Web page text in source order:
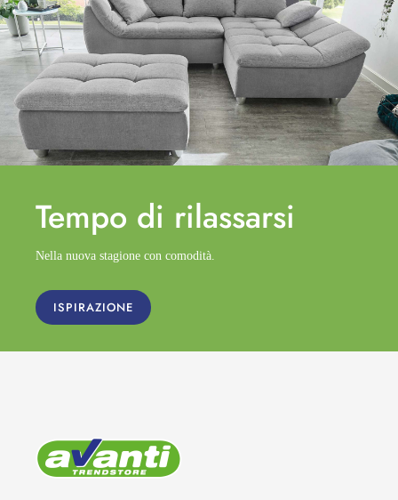
Tempo di rilassarsi
Nella nuova stagione con comodità.
ISPIRAZIONE